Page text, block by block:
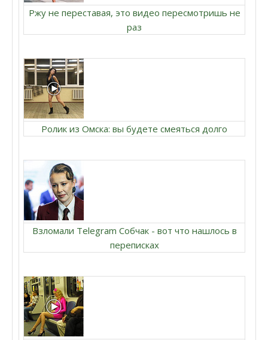
Ржу не переставая, это видео пересмотришь не
раз
Ролик из Омска: вы будете смеяться долго
Взломали Telegram Собчак - вот что нашлось в
переписках